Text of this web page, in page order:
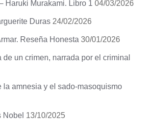
Haruki Murakami. Libro 1 04/03/2026
Duras 24/02/2026
Reseña Honesta 30/01/2026
de un crimen, narrada por el criminal
la amnesia y el sado-masoquismo
Nobel 13/10/2025